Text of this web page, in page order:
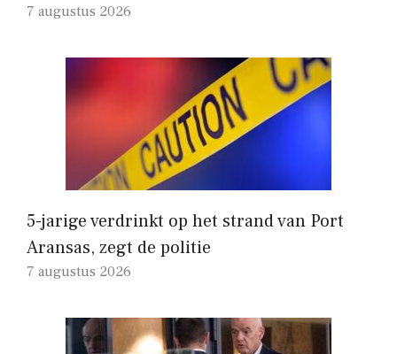
7 augustus 2026
5-jarige verdrinkt op het strand van Port
Aransas, zegt de politie
7 augustus 2026